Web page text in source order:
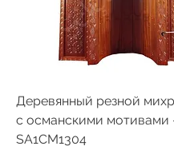
Деревянный резной
с османскими мотивами
SA1CM1304